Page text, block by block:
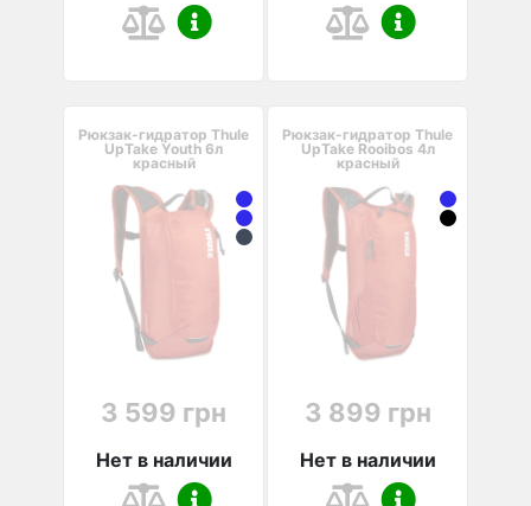
Рюкзак-гидратор Thule
UpTake Youth 6л
красный
3 599 грн
Нет в наличии
Рюкзак-гидратор Thule
UpTake Rooibos 4л
красный
3 899 грн
Нет в наличии